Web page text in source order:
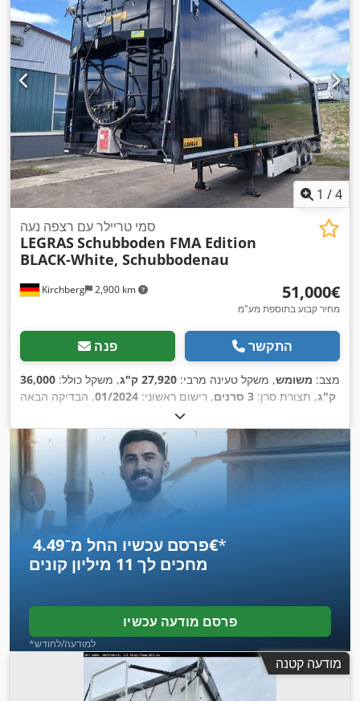
1 /4
Kirchberg 2,900 km
סמי טריילר עם רצפה נעה
LEGRASSchubboden FMA Edition
BLACK-White, Schubbodenau
‏51,000 ‏€
מחיר קבוע בתוספת מע"מ
פנה התקשר
מצב: משומש, משקל טעינה מרבי: 27,920 ק"ג , משקל כולל: 36,000
ק"ג, תצורת סרן: 3 סרנים , רישום ראשוני: 01/2024, הבדיקה הבאה
פרסם עכשיו החל מ־‏4.49 ‏€*
מחכים לך 11 מיליון קונים
פרסם מודעה עכשיו
*למודעה/לחודש
מודעה קטנה